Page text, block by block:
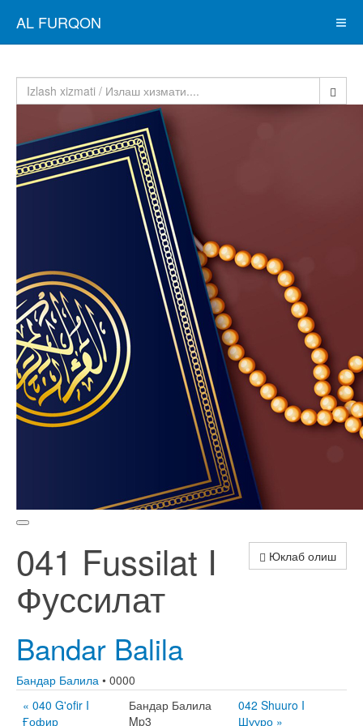
AL FURQON
Юклаб олиш
041 Fussilat I
Фуссилат
Bandar Balila
Бандар Балила • 0000
« 040 G'ofir I
Ғофир
Бандар Балила
Mp3
042 Shuuro I
Шууро »